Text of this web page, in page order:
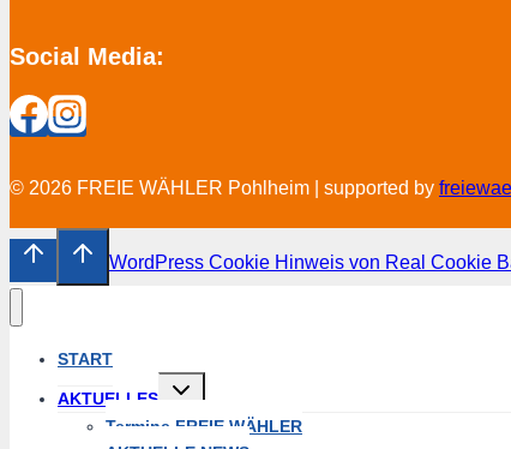
Social Media:
© 2026 FREIE WÄHLER Pohlheim | supported by
WordPress Cookie Hinweis von Real Cookie
START
AKTUELLES
Untermenü
umschalten
Termine FREIE WÄHLER